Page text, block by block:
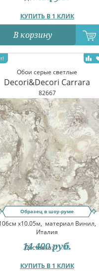
КУПИТЬ В 1 КЛИК
В корзину
Обои серые светлые
Decori&Decori Carrara
82667
Образец в шоу-руме
x10.05м, материал Винил,
Италия
Доставка:11.08
КУПИТЬ В 1 КЛИК
14 400 руб.